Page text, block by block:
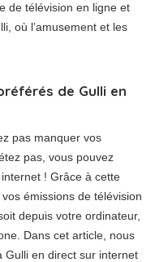
de télévision en ligne et
où l’amusement et les
de Gulli en
pas manquer vos
pas, vous pouvez
! Grâce à cette
émissions de télévision
depuis votre ordinateur,
Dans cet article, nous
Gulli en direct sur internet